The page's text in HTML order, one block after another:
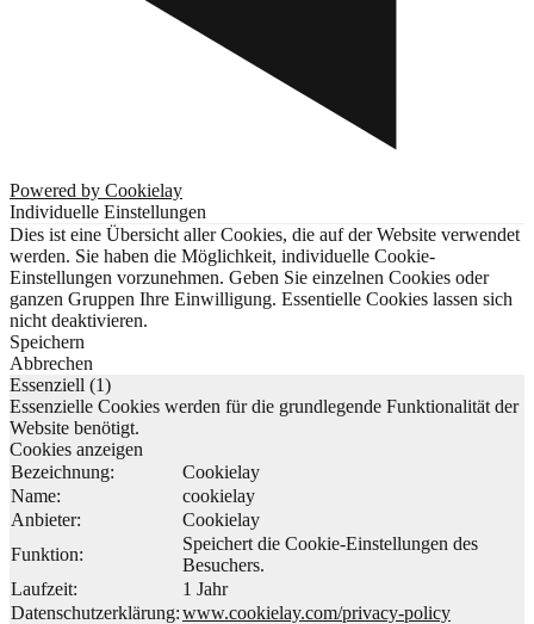
Powered by Cookielay
Individuelle Einstellungen
Dies ist eine Übersicht aller Cookies, die auf der Website verwendet
werden. Sie haben die Möglichkeit, individuelle Cookie-
Einstellungen vorzunehmen. Geben Sie einzelnen Cookies oder
ganzen Gruppen Ihre Einwilligung. Essentielle Cookies lassen sich
nicht deaktivieren.
Speichern
Abbrechen
Essenziell (1)
Essenzielle Cookies werden für die grundlegende Funktionalität der
Website benötigt.
Cookies anzeigen
Bezeichnung:
Cookielay
Name:
cookielay
Anbieter:
Cookielay
Funktion:
Speichert die Cookie-Einstellungen des
Besuchers.
Laufzeit:
1 Jahr
Datenschutzerklärung:www.cookielay.com/privacy-policy